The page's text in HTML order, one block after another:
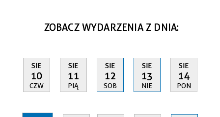
ZOBACZ WYDARZENIA Z DNIA:
SIE
10
CZW
SIE
11
PIĄ
SIE
12
SOB
SIE
13
NIE
SIE
14
PON